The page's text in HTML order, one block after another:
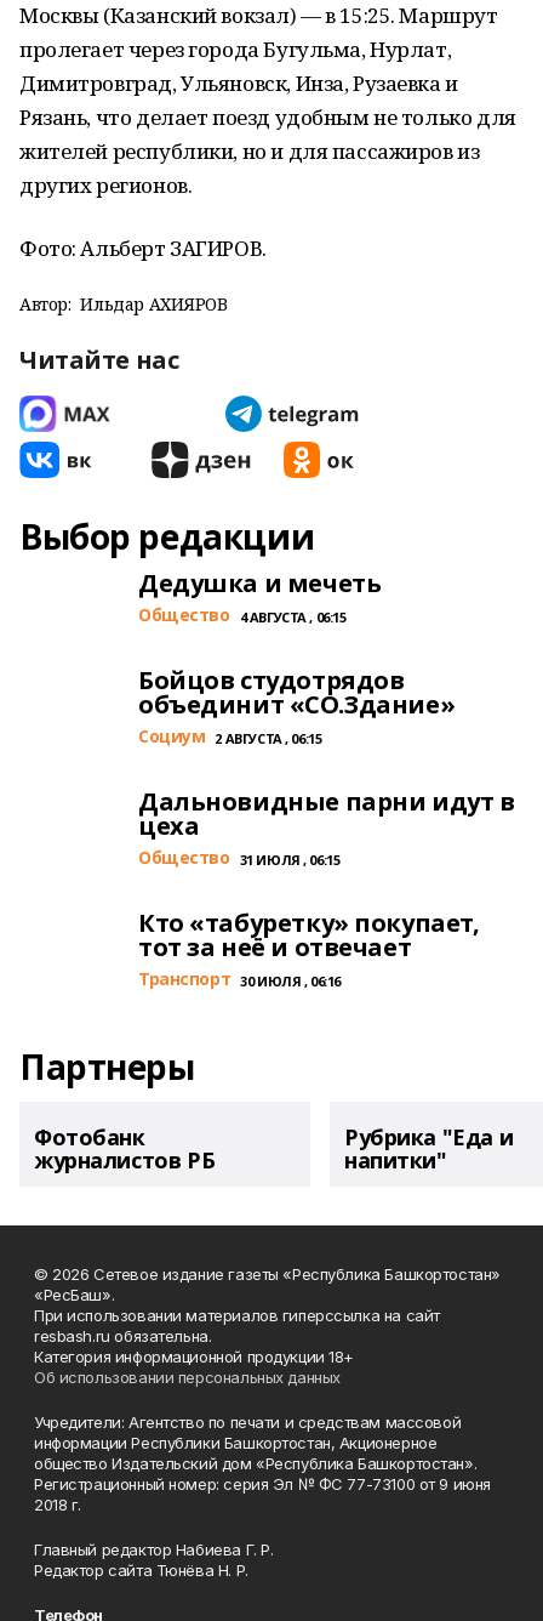
Москвы (Казанский вокзал) — в 15:25. Маршрут
пролегает через города Бугульма, Нурлат,
Димитровград, Ульяновск, Инза, Рузаевка и
Рязань, что делает поезд удобным не только для
жителей республики, но и для пассажиров из
других регионов.
Фото: Альберт ЗАГИРОВ.
Автор: Ильдар АХИЯРОВ
Читайте нас
Выбор редакции
Дедушка и мечеть
Общество 4 АВГУСТА , 06:15
Бойцов студотрядов
объединит «СО.Здание»
Cоциум 2 АВГУСТА , 06:15
Дальновидные парни идут в
цеха
Общество 31 ИЮЛЯ , 06:15
Кто «табуретку» покупает,
тот за неё и отвечает
Транспорт 30 ИЮЛЯ , 06:16
Партнеры
Фотобанк
журналистов РБ
Рубрика "Еда и
напитки"
© 2026 Сетевое издание газеты «Республика Башкортостан»
«РесБаш».
При использовании материалов гиперссылка на сайт
resbash.ru обязательна.
Категория информационной продукции 18+
Об использовании персональных данных
Учредители: Агентство по печати и средствам массовой
информации Республики Башкортостан, Акционерное
общество Издательский дом «Республика Башкортостан».
Регистрационный номер: серия Эл № ФС 77-73100 от 9 июня
2018 г.
Главный редактор Набиева Г. Р.
Редактор сайта Тюнёва Н. Р.
Телефон